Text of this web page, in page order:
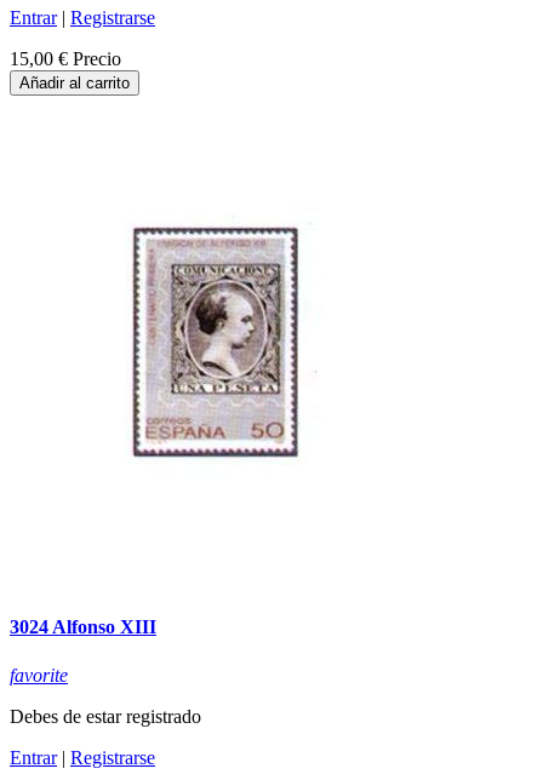
Entrar| Registrarse
15,00 € Precio
Añadir al carrito
3024 Alfonso XIII
favorite
Debes de estar registrado
Entrar| Registrarse